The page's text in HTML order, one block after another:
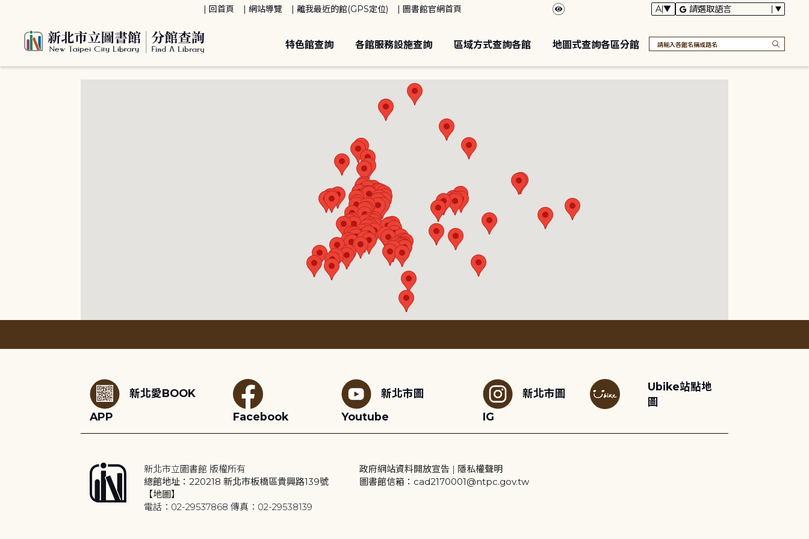
回首頁 網站導覽 離我最近的館(GPS定位) 圖書館官網首頁
特色館查詢 各館服務設施查詢 區域方式查詢各館 地圖式查詢各區分館
新北愛BOOK
APP
Facebook
新北市圖
Youtube
新北市圖
IG
Ubike站點地
圖
新北市立圖書館 版權所有
總館地址：220218 新北市板橋區貴興路139號
【地圖】
電話：02-29537868 傳真：02-29538139
政府網站資料開放宣告 | 隱私權聲明
圖書館信箱：cad2170001@ntpc.gov.tw